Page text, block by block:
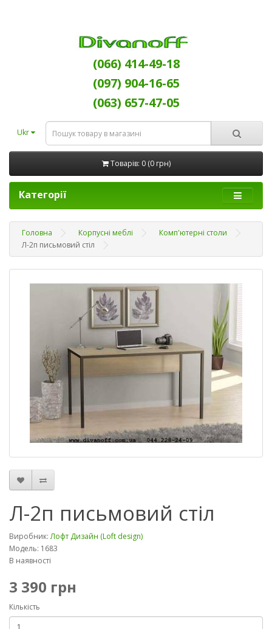
(066) 414-49-18
(097) 904-16-65
(063) 657-47-05
Ukr
Товарів: 0 (0 грн)
Категорії
Головна Корпусні меблі
Комп'ютерні столи
Л-2п письмовий стіл
Л-2п письмовий стіл
Виробник:Лофт Дизайн (Loft design)
Модель: 1683
В наявності
3 390 грн
Кількість